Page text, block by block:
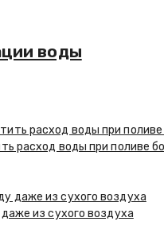
воды
расход воды при поливе
из сухого воздуха